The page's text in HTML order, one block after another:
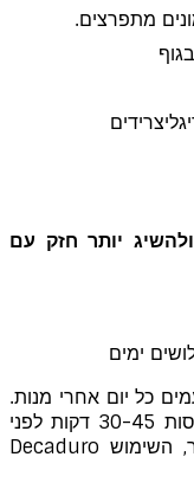
מתפרצים.
יותר חזק עם
1 כמוסה 3 פעמים כל יום אחרי מנות.
במהלך תקופת אימון, לצרוך את הכמוסות 30-45 דקות לפני
האימון. לקבלת התוצאה הטובה ביותר, השימוש Decaduro